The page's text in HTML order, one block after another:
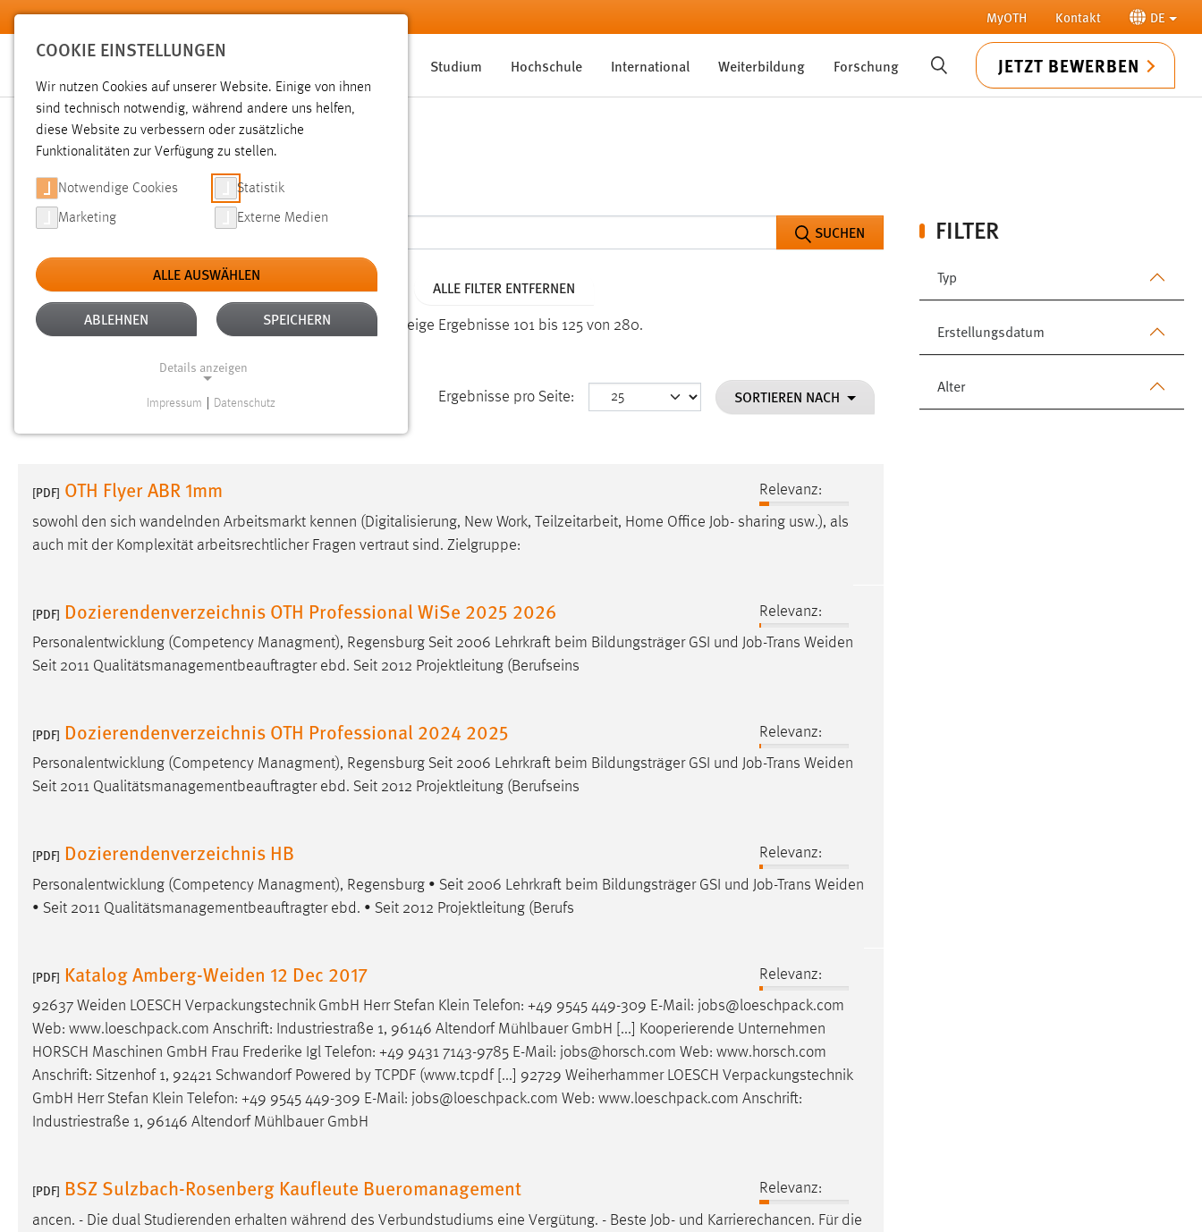
Zum Hauptinhalt springen MyOTH Kontakt DE
Studium Hochschule International Weiterbildung Forschung SUCHE JETZT BEWERBEN
SUCHE
FILTER
Typ
Erstellungsdatum
Alter
SUCHEN
Aktive Filter: TYP: DATEIEN ALTER: ÜBER EIN JAHR ALLE FILTER ENTFERNEN
Gesucht nach "Jobs". Es wurden 280 Ergebnisse gefunden. Zeige Ergebnisse 101 bis 125 von 280.
Ergebnisse pro Seite: SORTIEREN NACH
[PDF] OTH Flyer ABR 1mm
Relevanz:
sowohl den sich wandelnden Arbeitsmarkt kennen (Digitalisierung, New Work, Teilzeitarbeit, Home Office Job- sharing usw.), als
auch mit der Komplexität arbeitsrechtlicher Fragen vertraut sind. Zielgruppe:
[PDF] Dozierendenverzeichnis OTH Professional WiSe 2025 2026
Relevanz:
Personalentwicklung (Competency Managment), Regensburg Seit 2006 Lehrkraft beim Bildungsträger GSI und Job-Trans Weiden
Seit 2011 Qualitätsmanagementbeauftragter ebd. Seit 2012 Projektleitung (Berufseins
[PDF] Dozierendenverzeichnis OTH Professional 2024 2025
Relevanz:
Personalentwicklung (Competency Managment), Regensburg Seit 2006 Lehrkraft beim Bildungsträger GSI und Job-Trans Weiden
Seit 2011 Qualitätsmanagementbeauftragter ebd. Seit 2012 Projektleitung (Berufseins
[PDF] Dozierendenverzeichnis HB
Relevanz:
Personalentwicklung (Competency Managment), Regensburg • Seit 2006 Lehrkraft beim Bildungsträger GSI und Job-Trans Weiden
• Seit 2011 Qualitätsmanagementbeauftragter ebd. • Seit 2012 Projektleitung (Berufs
[PDF] Katalog Amberg-Weiden 12 Dec 2017
Relevanz:
92637 Weiden LOESCH Verpackungstechnik GmbH Herr Stefan Klein Telefon: +49 9545 449-309 E-Mail: jobs@loeschpack.com
Web: www.loeschpack.com Anschrift: Industriestraße 1, 96146 Altendorf Mühlbauer GmbH [...] Kooperierende Unternehmen
HORSCH Maschinen GmbH Frau Frederike Igl Telefon: +49 9431 7143-9785 E-Mail: jobs@horsch.com Web: www.horsch.com
Anschrift: Sitzenhof 1, 92421 Schwandorf Powered by TCPDF (www.tcpdf [...] 92729 Weiherhammer LOESCH Verpackungstechnik
GmbH Herr Stefan Klein Telefon: +49 9545 449-309 E-Mail: jobs@loeschpack.com Web: www.loeschpack.com Anschrift:
Industriestraße 1, 96146 Altendorf Mühlbauer GmbH
[PDF] BSZ Sulzbach-Rosenberg Kaufleute Bueromanagement
Relevanz:
ancen. - Die dual Studierenden erhalten während des Verbundstudiums eine Vergütung. - Beste Job- und Karrierechancen. Für die
COOKIE EINSTELLUNGEN
Wir nutzen Cookies auf unserer Website. Einige von ihnen
sind technisch notwendig, während andere uns helfen,
diese Website zu verbessern oder zusätzliche
Funktionalitäten zur Verfügung zu stellen.
Notwendige Cookies Statistik
Marketing Externe Medien
ALLE AUSWÄHLEN
ABLEHNEN SPEICHERN
Details anzeigen
Website erforderlich.
Einverständnis
Zweck:
Dieser Cookie speichert die
ausgewählten Einverständnis-Optionen
des Benutzers
Cookie Laufzeit: 1 Jahr
Performance
Name: staticfilecache
Zweck:
Für performante Seitenauslieferung wird
Sprachpräferenz
Sprache der Website.
Cookie Laufzeit: 30 Tage
Chat
Name:
MibewSessionID, MIBEW_UserID,
mibew_locale, mibew-chat-frame-style-
nutzen zu können.
Cookie Laufzeit: MibewSessionID, mibew-chat-frame-
Impressum Datenschutz